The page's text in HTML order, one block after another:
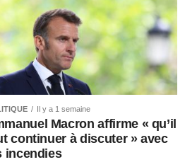
Il y a 1 semaine
Macron affirme « qu’il
continuer à discuter » avec
incendies